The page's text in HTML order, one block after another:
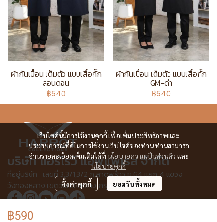
ผ้ากันเปื้อน เต็มตัว แบบเสื้อกั๊ก
ลอนดอน
฿540
ผ้ากันเปื้อน เต็มตัว แบบเสื้อกั๊ก
GM-ดำ
฿540
฿590
เว็บไซต์นี้มีการใช้งานคุกกี้ เพื่อเพิ่มประสิทธิภาพและ
ประสบการณ์ที่ดีในการใช้งานเว็บไซต์ของท่าน ท่านสามารถ
อ่านรายละเอียดเพิ่มเติมได้ที่ นโยบายความเป็นส่วนตัว และ
นโยบายคุกกี้
ตั้งค่าคุกกี้ ยอมรับทั้งหมด
บริษัท แอร์โรว์ แอพแพเรล จำกัด
ที่อยู่บริษัท : เลขที่ 3,3/1,3/2 ก.ลาดพร้าว ซ.64 แยก 4 แขวง
วังทองหลาง เขตวังทองหลาง กรุงเทพฯ 10310